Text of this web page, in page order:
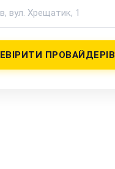
ПРОВАЙДЕРІВ